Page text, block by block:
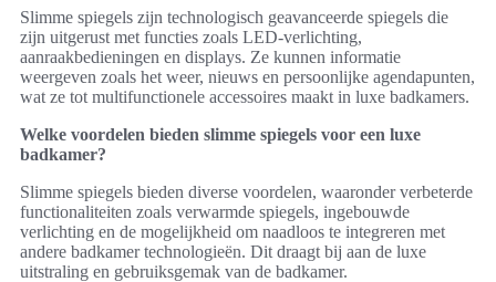
Slimme spiegels zijn technologisch geavanceerde spiegels die
zijn uitgerust met functies zoals LED-verlichting,
aanraakbedieningen en displays. Ze kunnen informatie
weergeven zoals het weer, nieuws en persoonlijke agendapunten,
wat ze tot multifunctionele accessoires maakt in luxe badkamers.
Welke voordelen bieden slimme spiegels voor een luxe
badkamer?
Slimme spiegels bieden diverse voordelen, waaronder verbeterde
functionaliteiten zoals verwarmde spiegels, ingebouwde
verlichting en de mogelijkheid om naadloos te integreren met
andere badkamer technologieën. Dit draagt bij aan de luxe
uitstraling en gebruiksgemak van de badkamer.